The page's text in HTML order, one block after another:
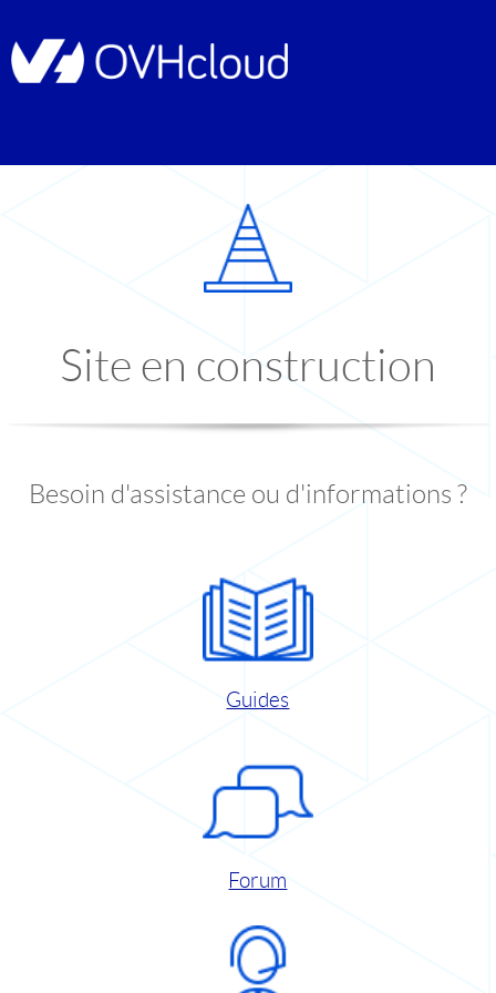
Site en construction
Besoin d'assistance ou d'informations ?
Guides
Forum